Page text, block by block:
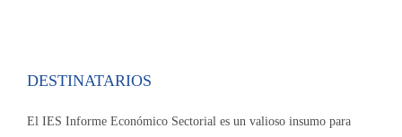
DESTINATARIOS
El IES Informe Económico Sectorial es un valioso insumo para